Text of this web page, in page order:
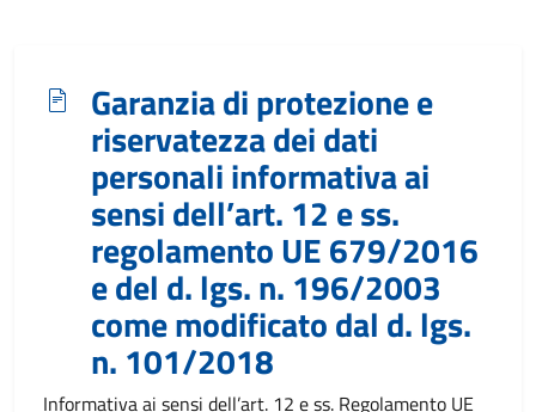
Garanzia di protezione e
riservatezza dei dati
personali informativa ai
sensi dell’art. 12 e ss.
regolamento UE 679/2016
e del d. lgs. n. 196/2003
come modificato dal d. lgs.
n. 101/2018
Informativa ai sensi dell’art. 12 e ss. Regolamento UE